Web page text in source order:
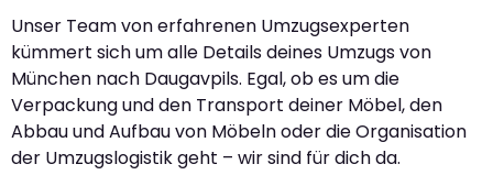
Unser Team von erfahrenen Umzugsexperten
kümmert sich um alle Details deines Umzugs von
München nach Daugavpils. Egal, ob es um die
Verpackung und den Transport deiner Möbel, den
Abbau und Aufbau von Möbeln oder die Organisation
der Umzugslogistik geht – wir sind für dich da.